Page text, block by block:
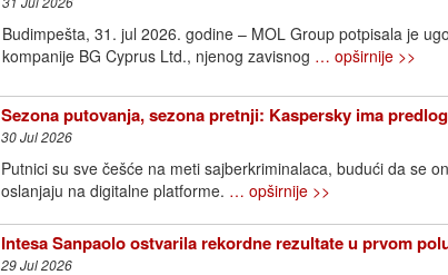
Budimpešta, 31. jul 2026. godine – MOL Group potpisala je
kompanije BG Cyprus Ltd., njenog zavisnog … opširnije >>
Sezona putovanja, sezona pretnji: Kaspersky ima
30 Jul 2026
Putnici su sve češće na meti sajberkriminalaca, budući da se
oslanjaju na digitalne platforme. … opširnije >>
Intesa Sanpaolo ostvarila rekordne rezultate u prvom
29 Jul 2026